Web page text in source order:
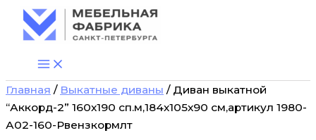
Перейти
содержимому
Главная / Выкатные диваны / Диван выкатной
“Аккорд-2” 160х190 сп.м,184х105х90 см,артикул 1980-
А02-160-Рвензкормлт
Количество
товара
Диван
“Аккорд-2”
сп.м,184х105х90
см,артикул
1980-
А02-